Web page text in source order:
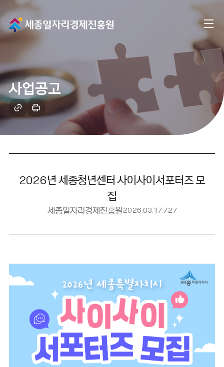
메
인
으
이
동
전
메
뉴
사업공고
링
크
복
인
하
2026년 세종청년센터 사이사이서포터즈 모
집
세종일자리경제진흥원2026.03.17.727